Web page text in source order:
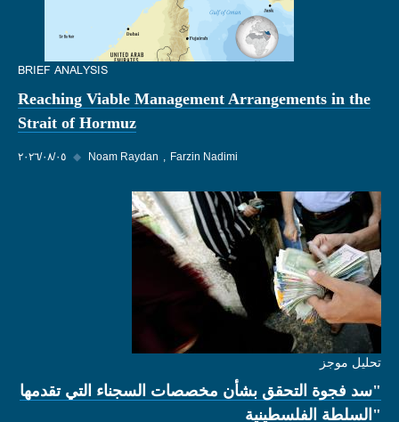
BRIEF ANALYSIS
Reaching Viable Management Arrangements in the
Strait of Hormuz
٠٥‏/٠٨‏/٢٠٢٦ ◆ Noam Raydan Farzin Nadimi
تحليل موجز
"سد فجوة التحقق بشأن مخصصات السجناء التي تقدمها
"السلطة الفلسطينية